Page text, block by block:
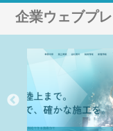
企業ウェブプ